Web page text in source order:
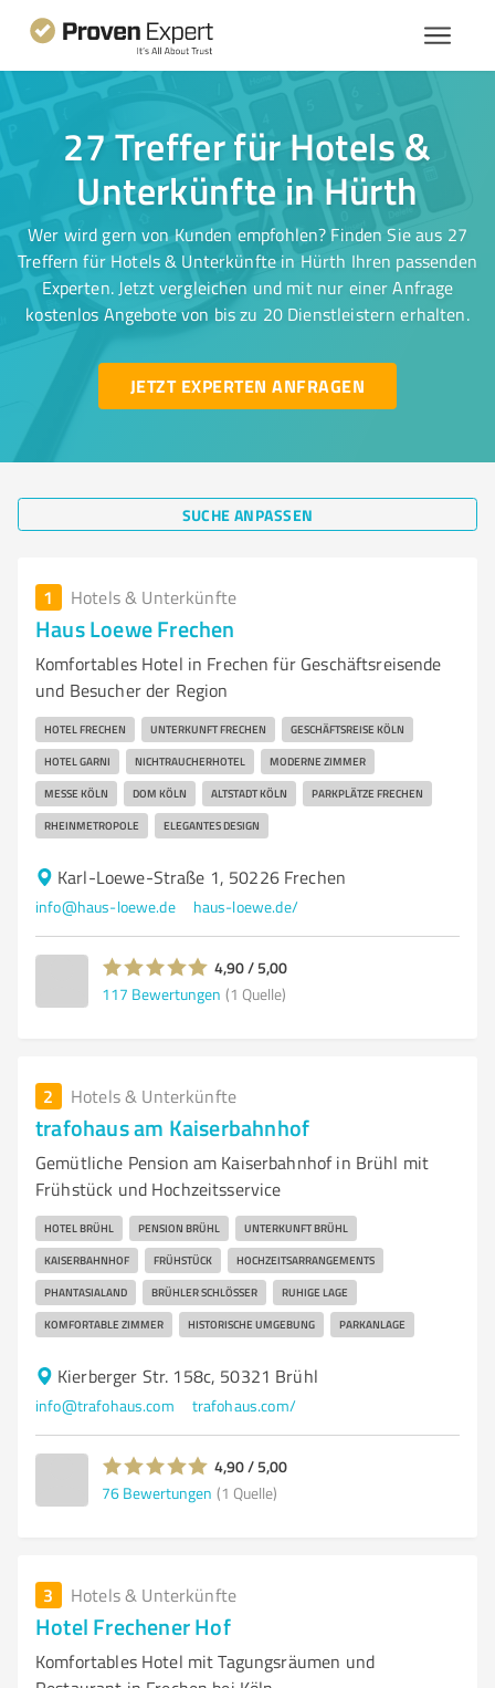
27 Treffer für Hotels &
Unterkünfte in Hürth
Wer wird gern von Kunden empfohlen? Finden Sie aus 27
Treffern für Hotels & Unterkünfte in Hürth Ihren passenden
Experten. Jetzt vergleichen und mit nur einer Anfrage
kostenlos Angebote von bis zu 20 Dienstleistern erhalten.
JETZT EXPERTEN ANFRAGEN
SUCHE ANPASSEN
1 Hotels & Unterkünfte
Haus Loewe Frechen
Komfortables Hotel in Frechen für Geschäftsreisende
und Besucher der Region
HOTEL FRECHEN UNTERKUNFT FRECHEN GESCHÄFTSREISE KÖLN
HOTEL GARNI NICHTRAUCHERHOTEL MODERNE ZIMMER
MESSE KÖLN DOM KÖLN ALTSTADT KÖLN PARKPLÄTZE FRECHEN
RHEINMETROPOLE ELEGANTES DESIGN
Karl-Loewe-Straße 1, 50226 Frechen
info@haus-loewe.de haus-loewe.de/
4,90 / 5,00
117 Bewertungen (1 Quelle)
2 Hotels & Unterkünfte
trafohaus am Kaiserbahnhof
Gemütliche Pension am Kaiserbahnhof in Brühl mit
Frühstück und Hochzeitsservice
HOTEL BRÜHL PENSION BRÜHL UNTERKUNFT BRÜHL
KAISERBAHNHOF FRÜHSTÜCK HOCHZEITSARRANGEMENTS
PHANTASIALAND BRÜHLER SCHLÖSSER RUHIGE LAGE
KOMFORTABLE ZIMMER HISTORISCHE UMGEBUNG PARKANLAGE
Kierberger Str. 158c, 50321 Brühl
info@trafohaus.com trafohaus.com/
4,90 / 5,00
76 Bewertungen (1 Quelle)
3 Hotels & Unterkünfte
Hotel Frechener Hof
Komfortables Hotel mit Tagungsräumen und